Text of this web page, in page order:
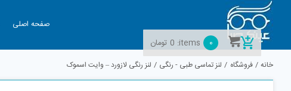
Skip
content
صفحه اصلی
خانه فروشگاه لنز تماسی طبی - رنگی لنز رنگی لازورد – وایت اسموک
0
items:
0 تومان